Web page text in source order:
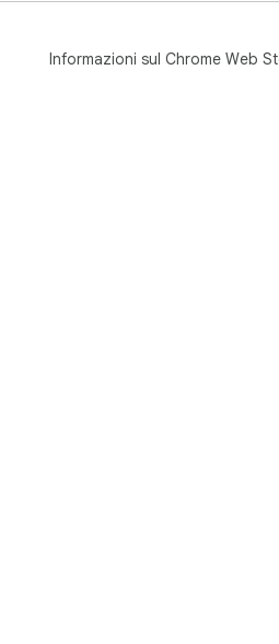
Informazioni sul Chrome Web